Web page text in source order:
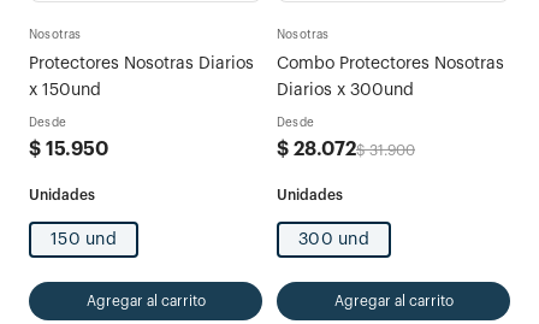
Nosotras
Protectores Nosotras Diarios
x 150und
Desde
$ 15.950
150 und
Agregar al carrito
Nosotras
Combo Protectores Nosotras
Diarios x 300und
Desde
$ 28.072$ 31.900
300 und
Agregar al carrito